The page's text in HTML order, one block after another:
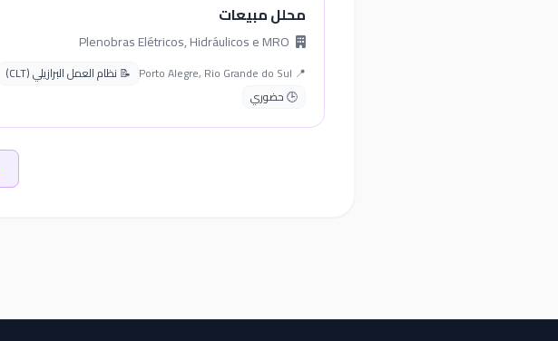
محلل مبيعات
📍 Porto Alegre, Rio Grande do Sul
📝 نظام العمل البرازيلي (CLT)
🕒 حضوري